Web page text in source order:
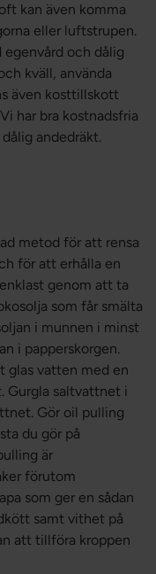
kan även komma
eller luftstrupen.
och dålig
kväll, använda
även kosttillskott
har bra kostnadsfria
andedräkt.
metod för att rensa
för att erhålla en
genom att ta
som får smälta
i munnen i minst
i papperskorgen.
glas vatten med en
Gurgla saltvattnet i
Gör oil pulling
du gör på
är
förutom
som ger en sådan
samt vithet på
att tillföra kroppen